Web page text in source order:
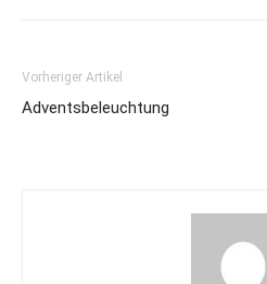
Vorheriger Artikel
Adventsbeleuchtung